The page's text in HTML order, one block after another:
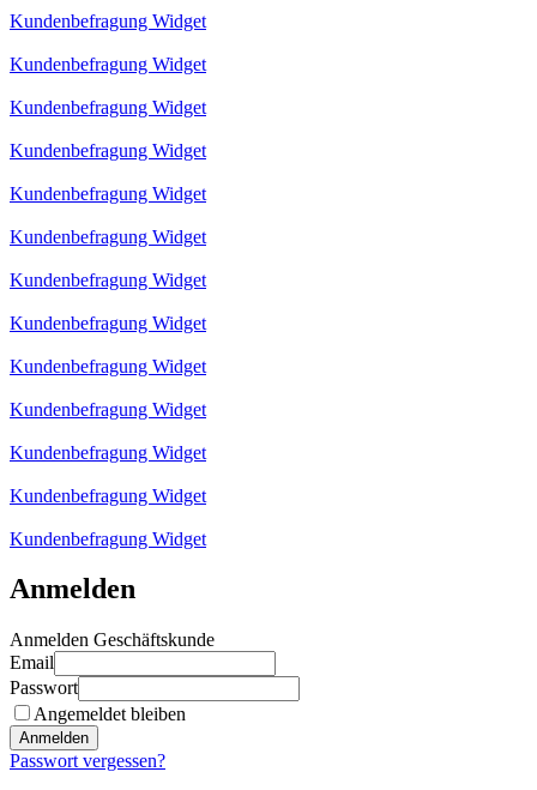
Kundenbefragung Widget
Kundenbefragung Widget
Kundenbefragung Widget
Kundenbefragung Widget
Kundenbefragung Widget
Kundenbefragung Widget
Kundenbefragung Widget
Kundenbefragung Widget
Kundenbefragung Widget
Kundenbefragung Widget
Kundenbefragung Widget
Kundenbefragung Widget
Kundenbefragung Widget
Anmelden
Anmelden Geschäftskunde
Email
Passwort
Angemeldet bleiben
Anmelden
Passwort vergessen?